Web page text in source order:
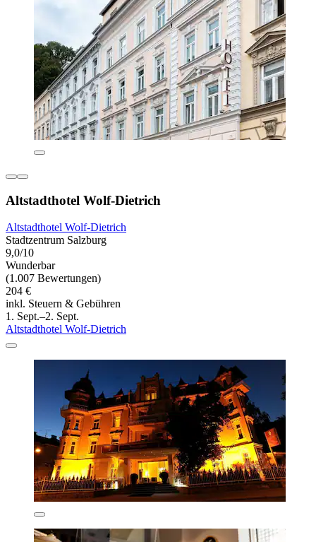
Altstadthotel Wolf-Dietrich
Altstadthotel Wolf-Dietrich
Stadtzentrum Salzburg
9,0/10
Wunderbar
(1.007 Bewertungen)
204 €
inkl. Steuern & Gebühren
1. Sept.–2. Sept.
Altstadthotel Wolf-Dietrich